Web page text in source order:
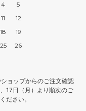
4
5
11
12
18
19
25
26
ョップからのご注文確認
17日（月）より順次のご
ださい。